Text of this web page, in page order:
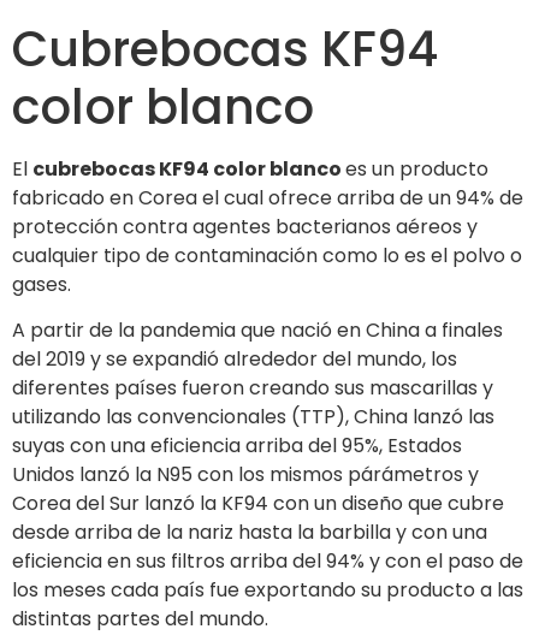
Cubrebocas KF94
color blanco
El cubrebocas KF94 color blancoes un producto
fabricado en Corea el cual ofrece arriba de un 94% de
protección contra agentes bacterianos aéreos y
cualquier tipo de contaminación como lo es el polvo o
gases.
A partir de la pandemia que nació en China a finales
del 2019 y se expandió alrededor del mundo, los
diferentes países fueron creando sus mascarillas y
utilizando las convencionales (TTP), China lanzó las
suyas con una eficiencia arriba del 95%, Estados
Unidos lanzó la N95 con los mismos párámetros y
Corea del Sur lanzó la KF94 con un diseño que cubre
desde arriba de la nariz hasta la barbilla y con una
eficiencia en sus filtros arriba del 94% y con el paso de
los meses cada país fue exportando su producto a las
distintas partes del mundo.